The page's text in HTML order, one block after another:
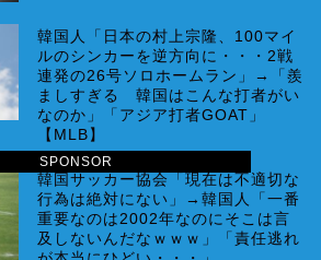
SPONSOR
韓国人「日本の村上宗隆、100マイ
ルのシンカーを逆方向に・・・2戦
連発の26号ソロホームラン」→「羨
ましすぎる 韓国はこんな打者がい
なのか」「アジア打者GOAT」
【MLB】
韓国サッカー協会「現在は不適切な
行為は絶対にない」→韓国人「一番
重要なのは2002年なのにそこは言
及しないんだなｗｗｗ」「責任逃れ